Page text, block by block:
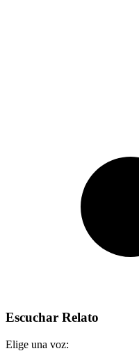
Escuchar Relato
Elige una voz: